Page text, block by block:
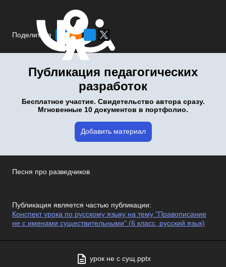
Поделиться
Публикация педагогических
разработок
Бесплатное участие. Свидетельство автора сразу.
Мгновенные 10 документов в портфолио.
Добавить материал
Песня про разведчиков
Публикация является частью публикации:
Конспект урока по русскому языку на тему "Правописание
не с именами существительными" (6 класс, русский язык)
урок не с сущ.pptx